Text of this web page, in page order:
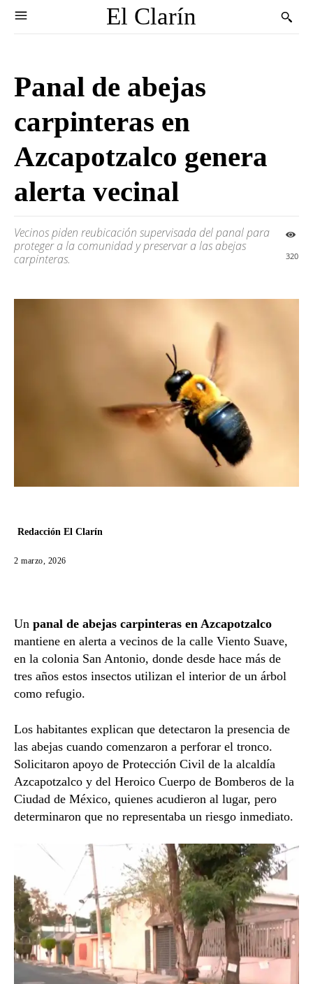
El Clarín
Panal de abejas
carpinteras en
Azcapotzalco genera
alerta vecinal
Vecinos piden reubicación supervisada del panal para
proteger a la comunidad y preservar a las abejas
carpinteras.
320
Redacción El Clarín
2 marzo, 2026
Un panal de abejas carpinteras en Azcapotzalco
mantiene en alerta a vecinos de la calle Viento Suave,
en la colonia San Antonio, donde desde hace más de
tres años estos insectos utilizan el interior de un árbol
como refugio.
Los habitantes explican que detectaron la presencia de
las abejas cuando comenzaron a perforar el tronco.
Solicitaron apoyo de Protección Civil de la alcaldía
Azcapotzalco y del Heroico Cuerpo de Bomberos de la
Ciudad de México, quienes acudieron al lugar, pero
determinaron que no representaba un riesgo inmediato.